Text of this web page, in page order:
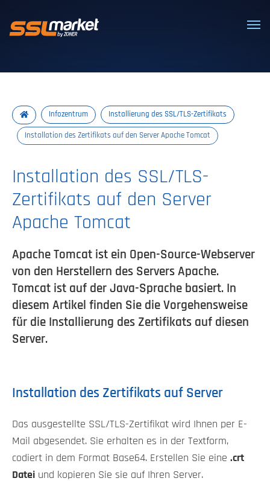
Vertrauenswürdige SSL/TLS-
Infozentrum Installierung des SSL/TLS-Zertifikats
Installation des Zertifikats auf den Server Apache Tomcat
Installation des SSL/TLS-
Zertifikats auf den Server
Apache Tomcat
Apache Tomcat ist ein Open-Source-Webserver
von den Herstellern des Servers Apache.
Tomcat ist auf der Java-Sprache basiert. In
diesem Artikel finden Sie die Vorgehensweise
für die Installierung des Zertifikats auf diesen
Server.
Installation des Zertifikats auf Server
Das ausgestellte SSL/TLS-Zertifikat wird Ihnen per E-
Mail abgesendet. Sie erhalten es in der Textform,
codiert in dem Format Base64. Erstellen Sie eine .crt
Datei und kopieren Sie sie auf Ihren Server.